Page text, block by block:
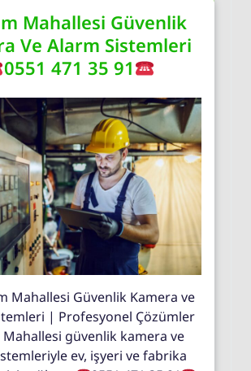
Mahallesi Güvenlik
Ve Alarm Sistemleri
0551 471 35 91
Mahallesi Güvenlik Kamera ve
| Profesyonel Çözümler
Mahallesi güvenlik kamera ve
ev, işyeri ve fabrika